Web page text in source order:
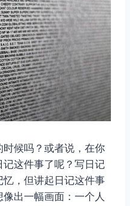
候吗？或者说，在你
这件事了呢？写日记
，但讲起日记这件事
出一幅画面：一个人